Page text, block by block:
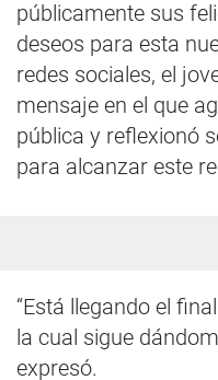
públicamente sus
deseos para esta
redes sociales, el
mensaje en el que
pública y reflexionó
para alcanzar este
“Está llegando el
la cual sigue
expresó.